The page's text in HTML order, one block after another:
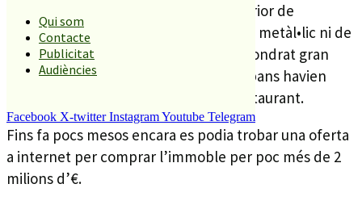
Qui som
Contacte
Publicitat
Audiències
Facebook X-twitter InstagramYoutube Telegram
va fer augmentar els robatoris a l’interior de
l’immoble, on j no queda rastre de res metàl•lic ni de
cablejat. A més les bretolades han esfondrat gran
part dels sostres de les plantes que abans havien
allotjat els clients de l’hostal o del restaurant.
Fins fa pocs mesos encara es podia trobar una oferta
a internet per comprar l’immoble per poc més de 2
milions d’€.